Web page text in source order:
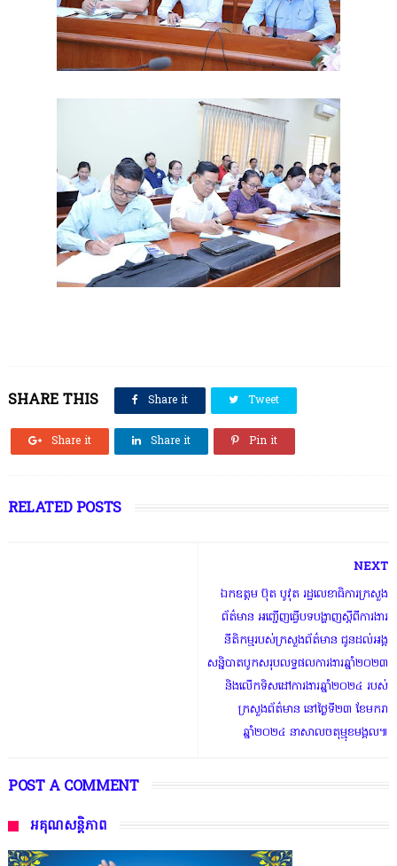
SHARE THIS Share it Tweet
Share it Share it Pin it
RELATED POSTS
NEXT
ឯកឧត្តម ប៊ុត បូវុត រដ្ឋលេខាធិការក្រសួង
ព័ត៌មាន អញ្ជើញធ្វើបទបង្ហាញស្តីពីការងារ
នីតិកម្មរបស់ក្រសួងព័ត៌មាន ជូនដល់អង្គ
សន្និបាតបូកសរុបលទ្ធផលការងារឆ្នាំ២០២៣
និងលើកទិសដៅការងារឆ្នាំ២០២៤ របស់
ក្រសួងព័ត៌មាន នៅថ្ងៃទី២៣ ខែមករា
ឆ្នាំ២០២៤ នាសាលចតុម្មុខមង្គល៕
POST A COMMENT
អគុណសន្តិភាព